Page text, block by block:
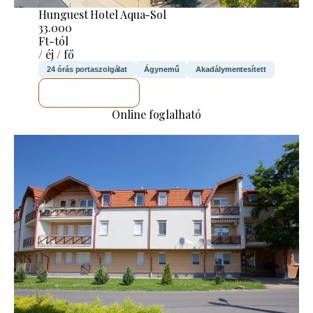
Hunguest Hotel Aqua-Sol
33.000
Ft-tól
/ éj / fő
24 órás portaszolgálat Ágynemű Akadálymentesített
Online foglalható